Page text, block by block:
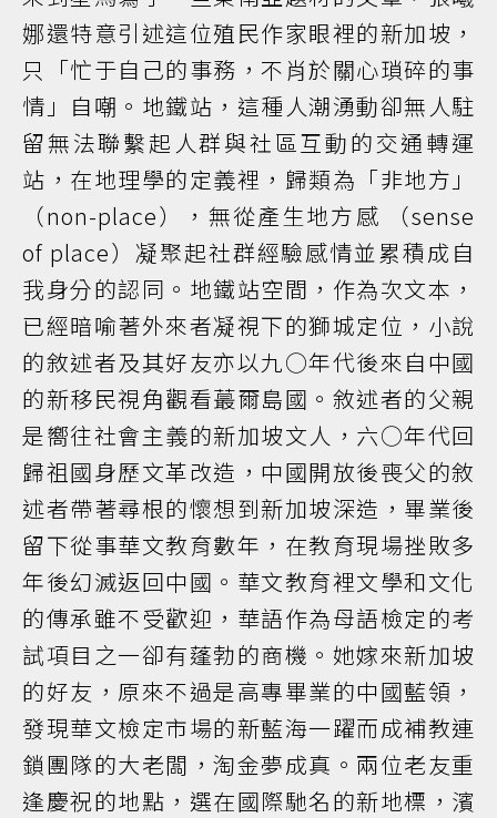
娜還特意引述這位殖民作家眼裡的新加坡，
只「忙于自己的事務，不肖於關心瑣碎的事
情」自嘲。地鐵站，這種人潮湧動卻無人駐
留無法聯繫起人群與社區互動的交通轉運
站，在地理學的定義裡，歸類為「非地方」
（non-place），無從產生地方感 （sense
of place）凝聚起社群經驗感情並累積成自
我身分的認同。地鐵站空間，作為次文本，
已經暗喻著外來者凝視下的獅城定位，小說
的敘述者及其好友亦以九○年代後來自中國
的新移民視角觀看蕞爾島國。敘述者的父親
是嚮往社會主義的新加坡文人，六○年代回
歸祖國身歷文革改造，中國開放後喪父的敘
述者帶著尋根的懷想到新加坡深造，畢業後
留下從事華文教育數年，在教育現場挫敗多
年後幻滅返回中國。華文教育裡文學和文化
的傳承雖不受歡迎，華語作為母語檢定的考
試項目之一卻有蓬勃的商機。她嫁來新加坡
的好友，原來不過是高專畢業的中國藍領，
發現華文檢定市場的新藍海一躍而成補教連
鎖團隊的大老闆，淘金夢成真。兩位老友重
逢慶祝的地點，選在國際馳名的新地標，濱